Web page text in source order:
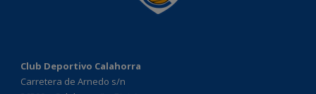
Club Deportivo Calahorra
Carretera de Arnedo s/n